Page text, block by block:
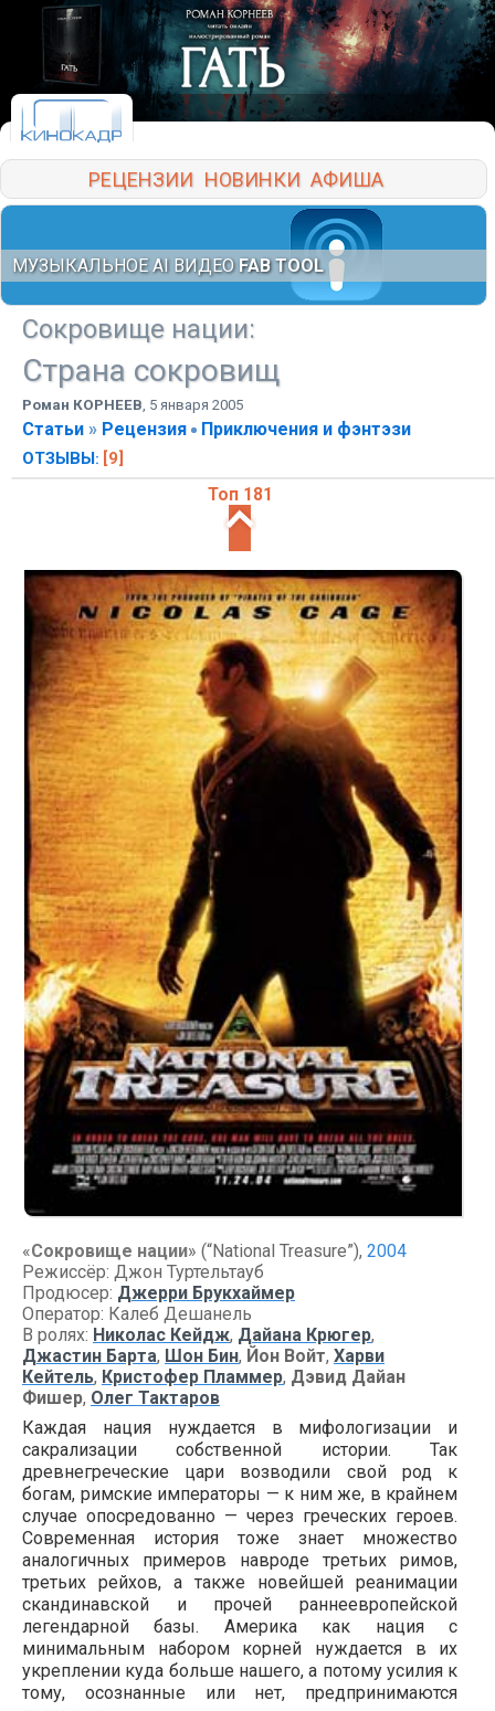
РЕЦЕНЗИИ НОВИНКИ АФИША
МУЗЫКАЛЬНОЕ AI ВИДЕО FAB TOOL
Сокровище нации:
Страна сокровищ
Роман КОРНЕЕВ, 5 января 2005
Статьи » Рецензия Приключения и фэнтэзи
ОТЗЫВЫ: [9]
Топ 181
«Сокровище нации» (“National Treasure”), 2004
Режиссёр: Джон Туртельтауб
Продюсер: Джерри Брукхаймер
Оператор: Калеб Дешанель
В ролях: Николас Кейдж, Дайана Крюгер,
Джастин Барта, Шон Бин, Йон Войт, Харви
Кейтель, Кристофер Пламмер, Дэвид Дайан
Фишер, Олег Тактаров
Каждая нация нуждается в мифологизации и
сакрализации собственной истории. Так
древнегреческие цари возводили свой род к
богам, римские императоры — к ним же, в крайнем
случае опосредованно — через греческих героев.
Современная история тоже знает множество
аналогичных примеров навроде третьих римов,
третьих рейхов, а также новейшей реанимации
скандинавской и прочей раннеевропейской
легендарной базы. Америка как нация с
минимальным набором корней нуждается в их
укреплении куда больше нашего, а потому усилия к
тому, осознанные или нет, предпринимаются